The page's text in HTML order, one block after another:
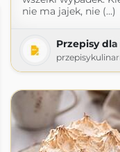
nie ma jajek, nie (...)
Przepisy dla